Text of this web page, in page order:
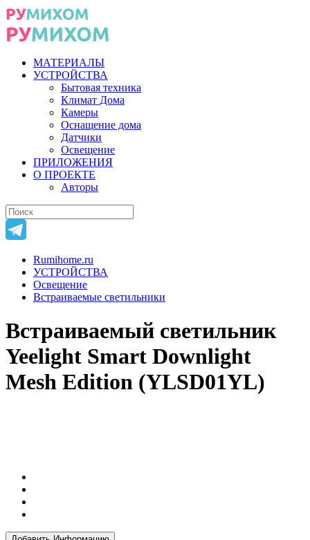
МАТЕРИАЛЫ
УСТРОЙСТВА
Бытовая техника
Климат Дома
Камеры
Оснащение дома
Датчики
Освещение
ПРИЛОЖЕНИЯ
О ПРОЕКТЕ
Авторы
Rumihome.ru
УСТРОЙСТВА
Освещение
Встраиваемые светильники
Встраиваемый светильник
Yeelight Smart Downlight
Mesh Edition (YLSD01YL)